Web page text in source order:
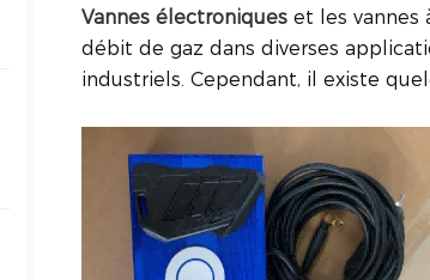
Vannes électroniques et les vannes
débit de gaz dans diverses
industriels. Cependant, il existe